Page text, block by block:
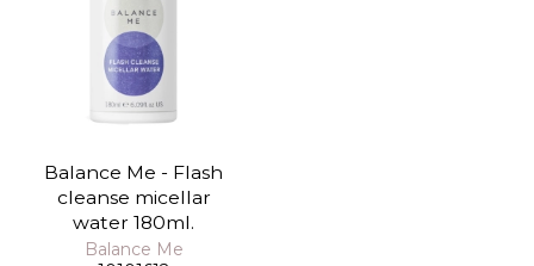
Balance Me - Flash
cleanse micellar
water 180ml.
Balance Me